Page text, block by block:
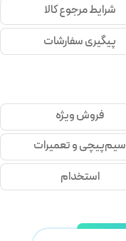
شرایط مرجوع کالا
پیگیری سفارشات
فروش ویژه
سیم‌پیچی و تعمیرات
استخدام